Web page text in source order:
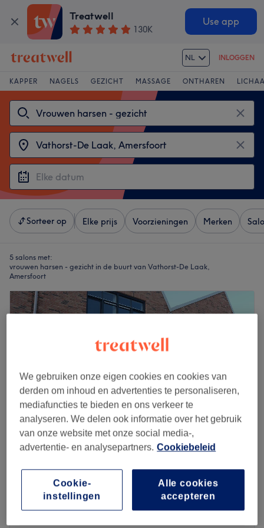
Treatwell
130K
Use app
NL INLOGGEN
KAPPER NAGELS GEZICHT MASSAGE ONTHAREN
Sorteer op Elke prijs Voorzieningen Merken
5 salons met:
vrouwen harsen - gezicht in de buurt van Vathorst-De Laak,
Amersfoort
4,9
602 reviews
Amersfoort
Laat zien op de kaart
Vrouwen waxen - Gezicht
vanaf €5
We gebruiken onze eigen cookies en cookies van
derden om inhoud en advertenties te personaliseren,
mediafuncties te bieden en ons verkeer te
analyseren. We delen ook informatie over het gebruik
van onze website met onze social media-,
advertentie- en analysepartners. Cookiebeleid
Alle cookies
accepteren
Cookie-
instellingen